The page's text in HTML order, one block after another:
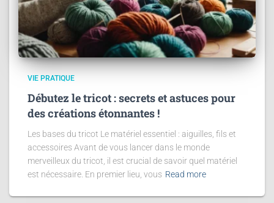
VIE PRATIQUE
Débutez le tricot : secrets et astuces pour
des créations étonnantes !
Les bases du tricot Le matériel essentiel : aiguilles, fils et
accessoires Avant de vous lancer dans le monde
merveilleux du tricot, il est crucial de savoir quel matériel
est nécessaire. En premier lieu, vous Read more